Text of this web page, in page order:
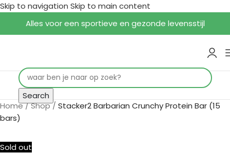
Skip to navigation Skip to main content
Alles voor een sportieve en gezonde levensstijl
Search
Home/Shop/ Stacker2 Barbarian Crunchy Protein Bar (15
bars)
Sold out